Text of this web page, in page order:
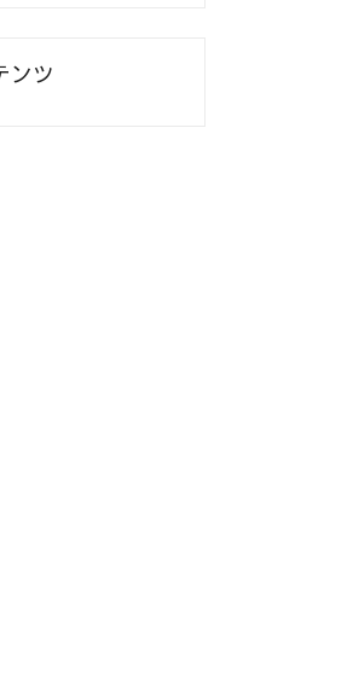
ンツ